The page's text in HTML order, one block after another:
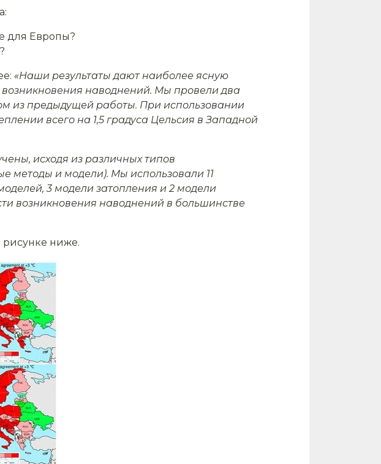
для Европы?
«Наши результаты дают наиболее ясную
наводнений. Мы провели два
из предыдущей работы. При использовании
всего на 1,5 градуса Цельсия в Западной
исходя из различных типов
методы и модели). Мы использовали 11
3 модели затопления и 2 модели
возникновения наводнений в большинстве
рисунке ниже.